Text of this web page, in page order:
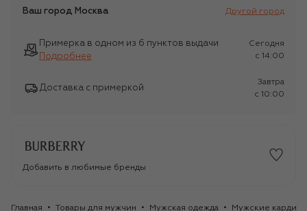
Ваш город Москва Другой город
Примерка в одном из 6 пунктов выдачи
Подробнее
Сегодня
c 14:00
Доставка с примеркой
Завтра
c 10:00
Добавить в любимые бренды
Главная Товары для мужчин Мужская одежда Мужские